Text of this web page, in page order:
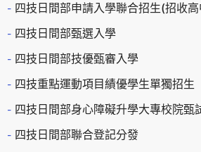
四技日間部申請入學聯合招生(招收
四技日間部甄選入學
四技日間部技優甄審入學
四技重點運動項目績優學生單獨招生
四技日間部身心障礙升學大專校院甄
四技日間部聯合登記分發